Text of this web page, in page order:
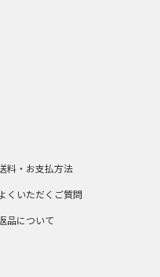
料・お支払方法
くいただくご質問
品について